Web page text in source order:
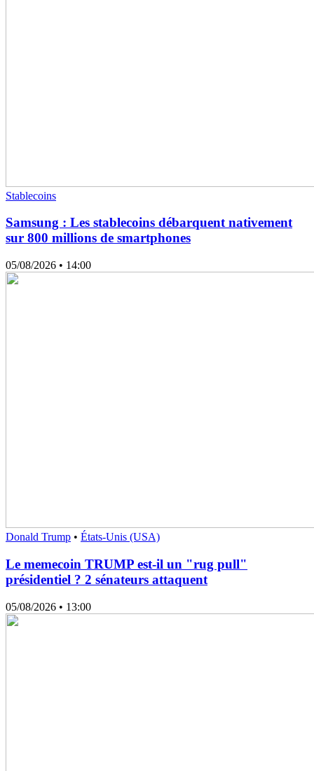
Stablecoins
Samsung : Les stablecoins débarquent nativement
sur 800 millions de smartphones
05/08/2026 • 14:00
Donald Trump • États-Unis (USA)
Le memecoin TRUMP est-il un "rug pull"
présidentiel ? 2 sénateurs attaquent
05/08/2026 • 13:00